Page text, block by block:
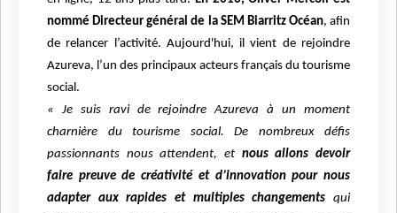
nommé Directeur général de la SEM Biarritz Océan, afin
de relancer l’activité. Aujourd'hui, il vient de rejoindre
Azureva, l’un des principaux acteurs français du tourisme
social.
« Je suis ravi de rejoindre Azureva à un moment
charnière du tourisme social. De nombreux défis
passionnants nous attendent, et nous allons devoir
faire preuve de créativité et d’innovation pour nous
adapter aux rapides et multiples changements qui